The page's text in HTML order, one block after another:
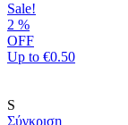
του
Sale!
2 %
OFF
Up to €0.50
S
Σύγκριση